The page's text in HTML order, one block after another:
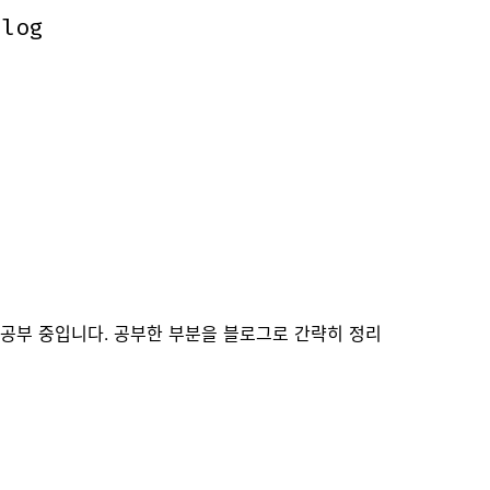
부 중입니다. 공부한 부분을 블로그로 간략히 정리